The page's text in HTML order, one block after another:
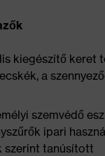
kiegészítő keret
a
szemvédő
ipari
szerint tanúsított